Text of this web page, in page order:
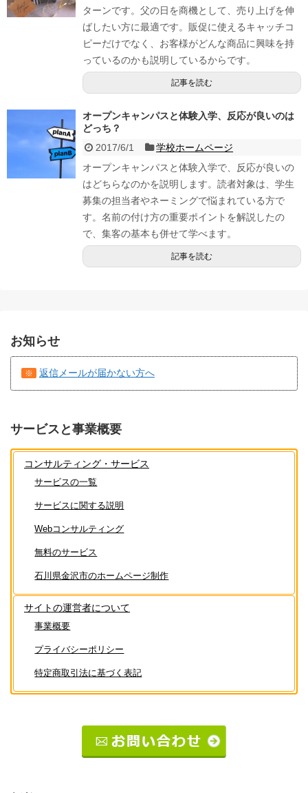
ターンです。父の日を商機として、売り上げを伸
ばしたい方に最適です。販促に使えるキャッチコ
ピーだけでなく、お客様がどんな商品に興味を持
っているのかも説明しているからです。
記事を読む
オープンキャンパスと体験入学、反応が良いのは
どっち？
2017/6/1
学校ホームページ
オープンキャンパスと体験入学で、反応が良いの
はどちらなのかを説明します。読者対象は、学生
募集の担当者やネーミングで悩まれている方で
す。名前の付け方の重要ポイントを解説したの
で、集客の基本も併せて学べます。
記事を読む
お知らせ
※ 返信メールが届かない方へ
サービスと事業概要
コンサルティング・サービス
サービスの一覧
サービスに関する説明
Webコンサルティング
無料のサービス
石川県金沢市のホームページ制作
サイトの運営者について
事業概要
プライバシーポリシー
特定商取引法に基づく表記